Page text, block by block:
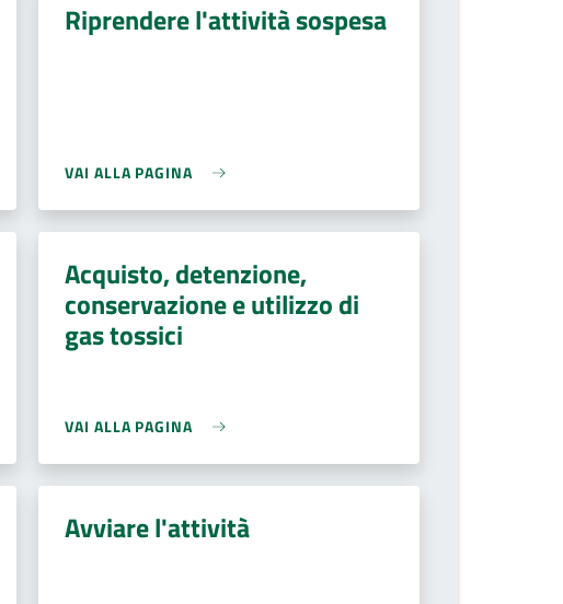
Riprendere l'attività sospesa
VAI ALLA PAGINA
Acquisto, detenzione,
conservazione e utilizzo di
gas tossici
VAI ALLA PAGINA
Avviare l'attività